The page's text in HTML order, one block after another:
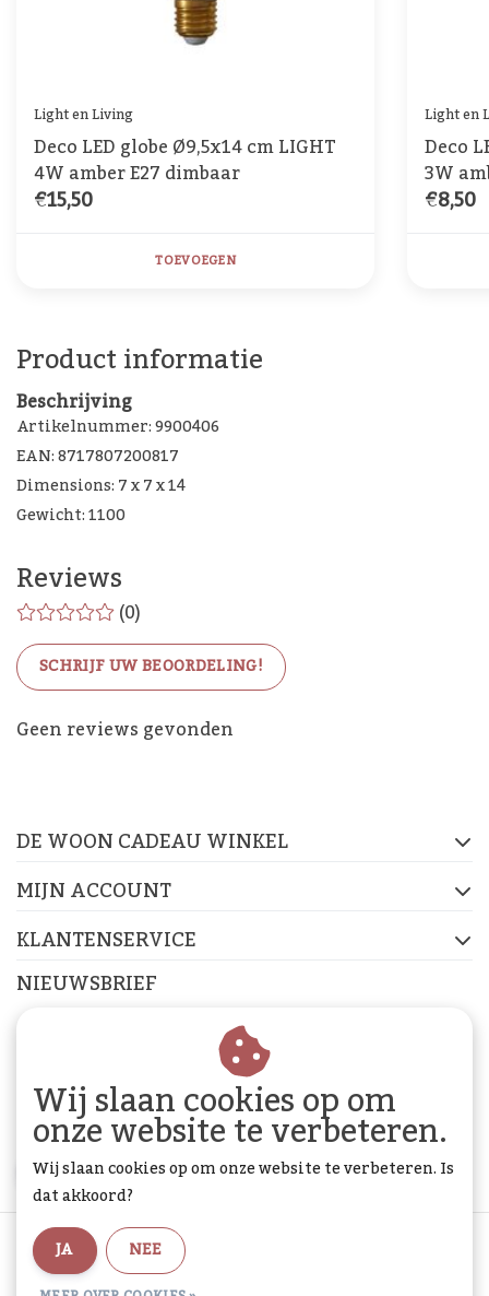
Light en Living
Deco LED globe Ø9,5x14 cm LIGHT
4W amber E27 dimbaar
€15,50
TOEVOEGEN
Light en
Deco
3W
€8,50
Product informatie
Beschrijving
Artikelnummer: 9900406
EAN: 8717807200817
Dimensions: 7 x 7 x 14
Gewicht: 1100
Reviews
(0)
SCHRIJF UW BEOORDELING!
Geen reviews gevonden
De Woon Cadeau Winkel
DE WOON CADEAU WINKEL
MIJN ACCOUNT
KLANTENSERVICE
NIEUWSBRIEF
Abonneer je op onze nieuwsbrief om op de hoogte te
ABONNEER
Algemene voorwaarden
Wij slaan cookies op om
onze website te verbeteren.
Wij slaan cookies op om onze website te verbeteren. Is
dat akkoord?
JA
NEE